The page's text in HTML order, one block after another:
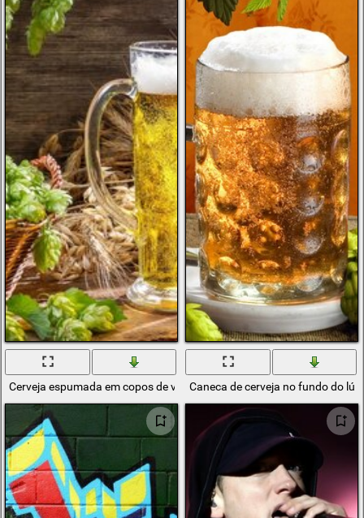
Cerveja espumada em copos de vidro contra um fundo de lúpulo e
Caneca de cerveja no fundo do